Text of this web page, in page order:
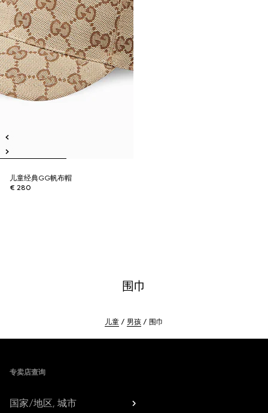
儿童经典GG帆布帽
€ 280
围巾
儿童 男孩 围巾
专卖店查询
国家/地区, 城市